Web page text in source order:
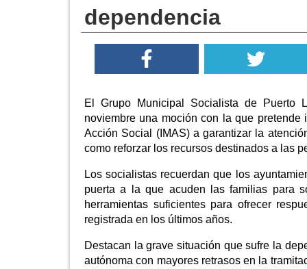
dependencia
El Grupo Municipal Socialista de Puerto
noviembre una moción con la que
Acción Social (IMAS) a garantizar la
como reforzar los recursos destinados a las
Los socialistas recuerdan que los
puerta a la que acuden las familias para
herramientas suficientes para ofrecer
registrada en los últimos años.
Destacan la grave situación que sufre la
autónoma con mayores retrasos en la